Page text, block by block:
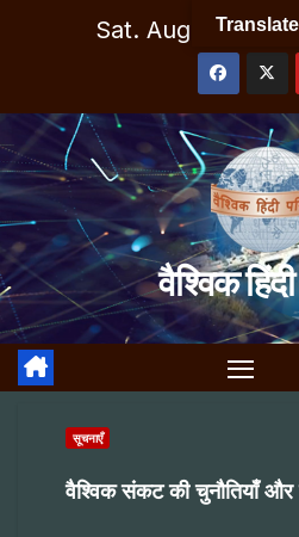
Sat. Aug 8th,
वैश्विक हिंदी
सूचनाएँ
वैश्विक संकट की चुनौतियाँ और